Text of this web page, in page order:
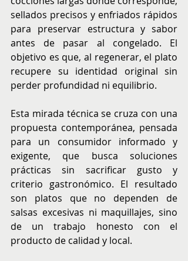
sellados precisos y enfriados rápidos
para preservar estructura y sabor
antes de pasar al congelado. El
objetivo es que, al regenerar, el plato
recupere su identidad original sin
perder profundidad ni equilibrio.
Esta mirada técnica se cruza con una
propuesta contemporánea, pensada
para un consumidor informado y
exigente, que busca soluciones
prácticas sin sacrificar gusto y
criterio gastronómico. El resultado
son platos que no dependen de
salsas excesivas ni maquillajes, sino
de un trabajo honesto con el
producto de calidad y local.